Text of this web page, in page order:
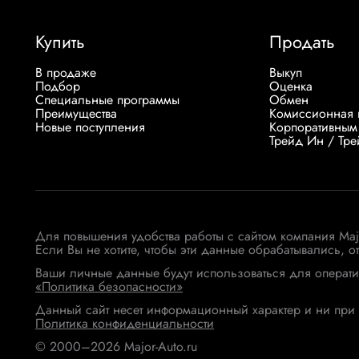
Купить
В продаже
Подбор
Специальные программы
Преимущества
Новые поступления
Продать
Выкуп
Оценка
Обмен
Комиссионная
Трейд Ин /
Для повышения удобства работы с сайтом компания
Если Вы не хотите, чтобы эти данные обрабатывались,
Ваши личные данные будут использоваться для
«Политика безопасности»
Данный сайт несет информационный характер и ни
Политика конфиденциальности
© 2000–2026 Major-Auto.ru